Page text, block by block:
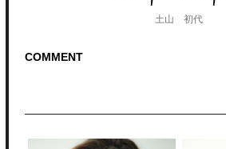
土山 初代
COMMENT
reading